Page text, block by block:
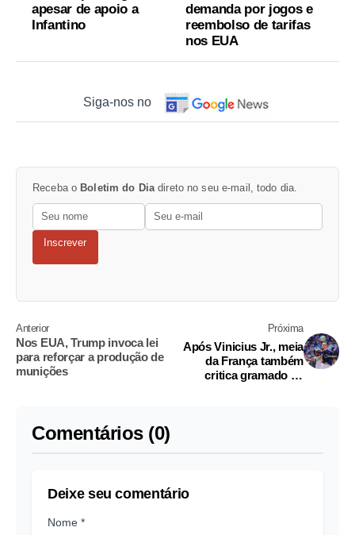
apesar de apoio a
Infantino
demanda por jogos e
reembolso de tarifas
nos EUA
Siga-nos no
Receba o Boletim do Diadireto no seu e-mail, todo dia.
Inscrever
Anterior
Nos EUA, Trump invoca lei
para reforçar a produção de
munições
Próxima
Após Vinicius Jr., meia
da França também
critica gramado de
Comentários (0)
Deixe seu comentário
Nome *